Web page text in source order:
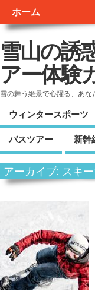
ホーム
雪山の誘
アー体験
雪の舞う絶景で心躍る、あな
ウィンタースポーツ
バスツアー 新幹
アーカイブ: スキ